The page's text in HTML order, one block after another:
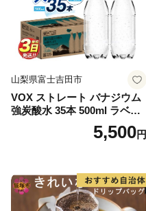
山梨県富士吉田市
VOX ストレート バナジウム
強炭酸水 35本 500ml ラベル
レス【富士吉田市限定カート
5,500円